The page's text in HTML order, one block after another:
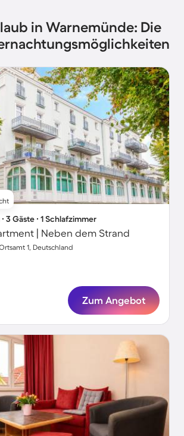
in Warnemünde: Die
3 Gäste ∙ 1 Schlafzimmer
| Neben dem Strand
1, Deutschland
Zum Angebot